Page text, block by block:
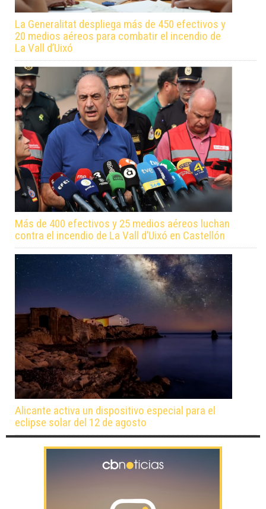
La Generalitat despliega más de 450 efectivos y
20 medios aéreos para combatir el incendio de
La Vall d’Uixó
Más de 400 efectivos y 25 medios aéreos luchan
contra el incendio de La Vall d’Uixó en Castellón
Alicante activa un dispositivo especial para el
eclipse solar del 12 de agosto